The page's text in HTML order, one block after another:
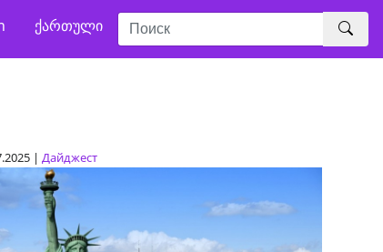
ქართული
| Дайджест